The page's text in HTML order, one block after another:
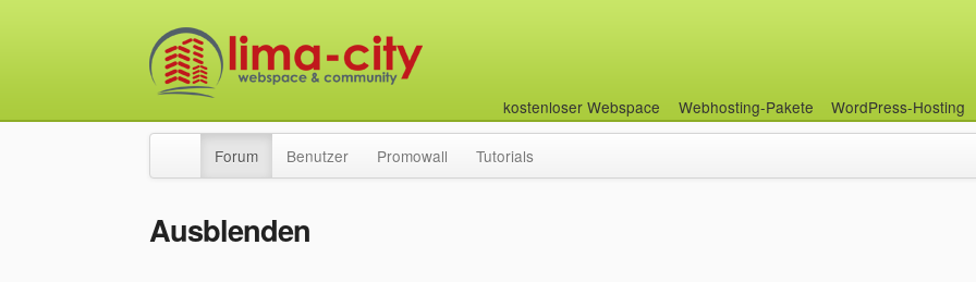
kostenloser Webspace Webhosting-Pakete WordPress-Hosting
Forum Benutzer Promowall Tutorials
Ausblenden